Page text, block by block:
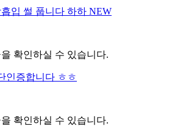
입 썰 풉니다 하하 NEW
확인하실 수 있습니다.
인증합니다 ㅎㅎ
확인하실 수 있습니다.